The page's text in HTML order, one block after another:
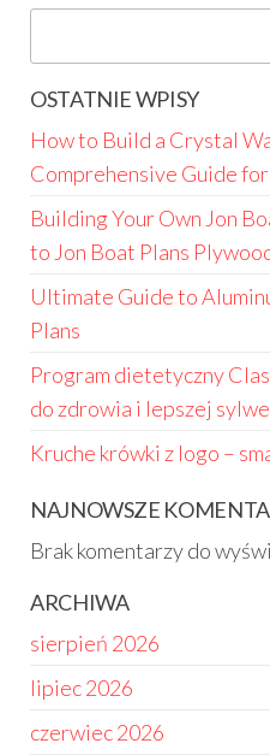
OSTATNIE WPISY
How to Build a Crystal
Comprehensive Guide
Building Your Own Jon
to Jon Boat Plans
Ultimate Guide to
Plans
Program dietetyczny
do zdrowia i lepszej
Kruche krówki z logo –
NAJNOWSZE
Brak komentarzy do
ARCHIWA
sierpień 2026
lipiec 2026
czerwiec 2026